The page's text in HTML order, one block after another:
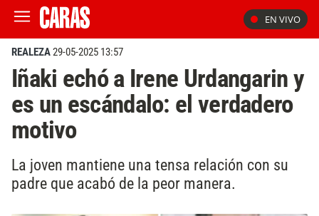
EN VIVO
REALEZA29-05-2025 13:57
Iñaki echó a Irene Urdangarin y
es un escándalo: el verdadero
motivo
La joven mantiene una tensa relación con su
padre que acabó de la peor manera.